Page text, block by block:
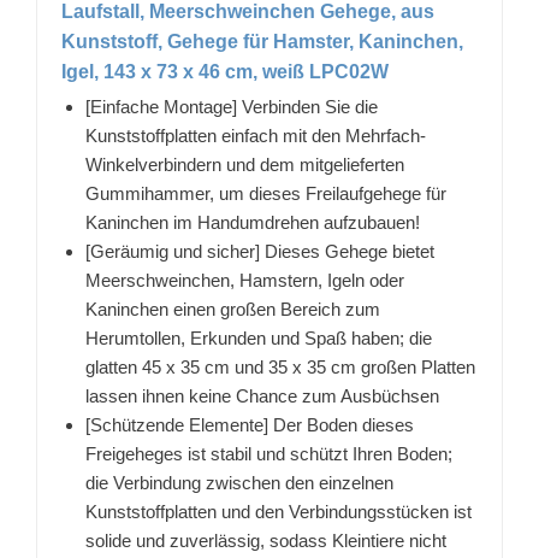
Laufstall, Meerschweinchen Gehege, aus
Kunststoff, Gehege für Hamster, Kaninchen,
Igel, 143 x 73 x 46 cm, weiß LPC02W
[Einfache Montage] Verbinden Sie die
Kunststoffplatten einfach mit den Mehrfach-
Winkelverbindern und dem mitgelieferten
Gummihammer, um dieses Freilaufgehege für
Kaninchen im Handumdrehen aufzubauen!
[Geräumig und sicher] Dieses Gehege bietet
Meerschweinchen, Hamstern, Igeln oder
Kaninchen einen großen Bereich zum
Herumtollen, Erkunden und Spaß haben; die
glatten 45 x 35 cm und 35 x 35 cm großen Platten
lassen ihnen keine Chance zum Ausbüchsen
[Schützende Elemente] Der Boden dieses
Freigeheges ist stabil und schützt Ihren Boden;
die Verbindung zwischen den einzelnen
Kunststoffplatten und den Verbindungsstücken ist
solide und zuverlässig, sodass Kleintiere nicht